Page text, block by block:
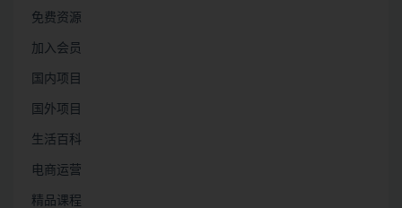
免费资源
加入会员
国内项目
国外项目
生活百科
电商运营
精品课程